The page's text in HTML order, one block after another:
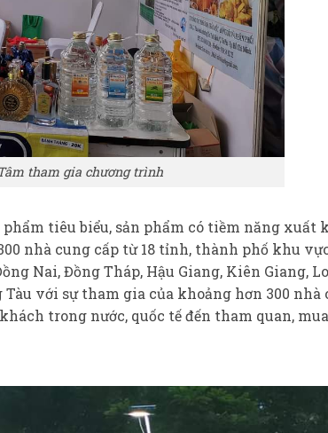
tham gia chương trình
tiêu biểu, sản phẩm có tiềm năng xuất
nhà cung cấp từ 18 tỉnh, thành phố khu
Nai, Đồng Tháp, Hậu Giang, Kiên Giang,
Tàu với sự tham gia của khoảng hơn 300
trong nước, quốc tế đến tham quan,